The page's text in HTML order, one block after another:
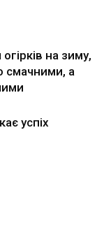
на зиму,
смачними, а
успіх